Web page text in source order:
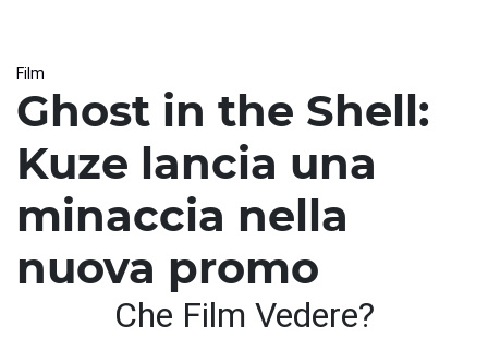
Film
Ghost in the Shell:
Kuze lancia una
minaccia nella
nuova promo
Che Film Vedere?